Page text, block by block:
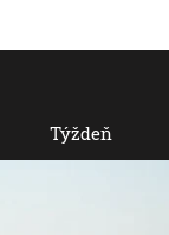
Týždeň